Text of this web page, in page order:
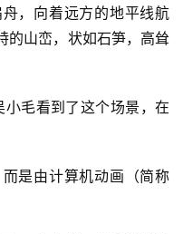
，向着远方的地平线航
的山峦，状如石笋，高耸
毛看到了这个场景，在
是由计算机动画（简称